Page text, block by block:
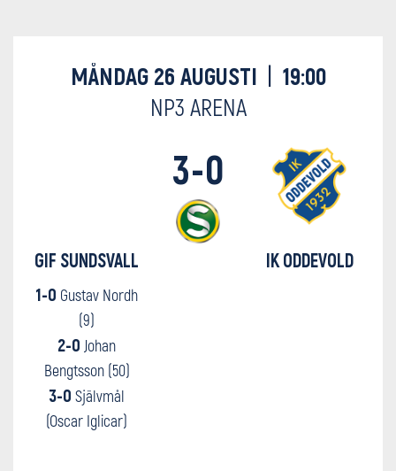
MÅNDAG 26 AUGUSTI | 19:00
NP3 ARENA
GIF SUNDSVALL
1-0 Gustav Nordh
(9)
2-0 Johan
Bengtsson (50)
3-0 Självmål
(Oscar Iglicar)
3-0
IK ODDEVOLD